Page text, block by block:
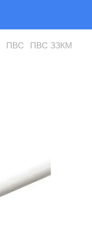
ПВС ПВС ЗЗКМ